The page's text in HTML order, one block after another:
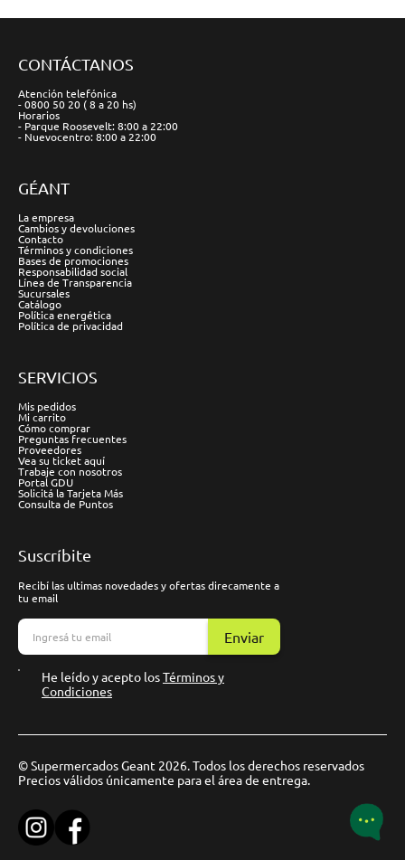
CONTÁCTANOS
Atención telefónica
- 0800 50 20 ( 8 a 20 hs)
Horarios
- Parque Roosevelt: 8:00 a 22:00
- Nuevocentro: 8:00 a 22:00
GÉANT
La empresa
Cambios y devoluciones
Contacto
Términos y condiciones
Bases de promociones
Responsabilidad social
Línea de Transparencia
Sucursales
Catálogo
Política energética
Política de privacidad
SERVICIOS
Mis pedidos
Mi carrito
Cómo comprar
Preguntas frecuentes
Proveedores
Vea su ticket aquí
Trabaje con nosotros
Portal GDU
Solicitá la Tarjeta Más
Consulta de Puntos
Suscríbite
Recibí las ultimas novedades y ofertas direcamente a
tu email
Enviar
He leído y acepto losTérminos y
Condiciones
© Supermercados Geant 2026. Todos los derechos reservados
Precios válidos únicamente para el área de entrega.